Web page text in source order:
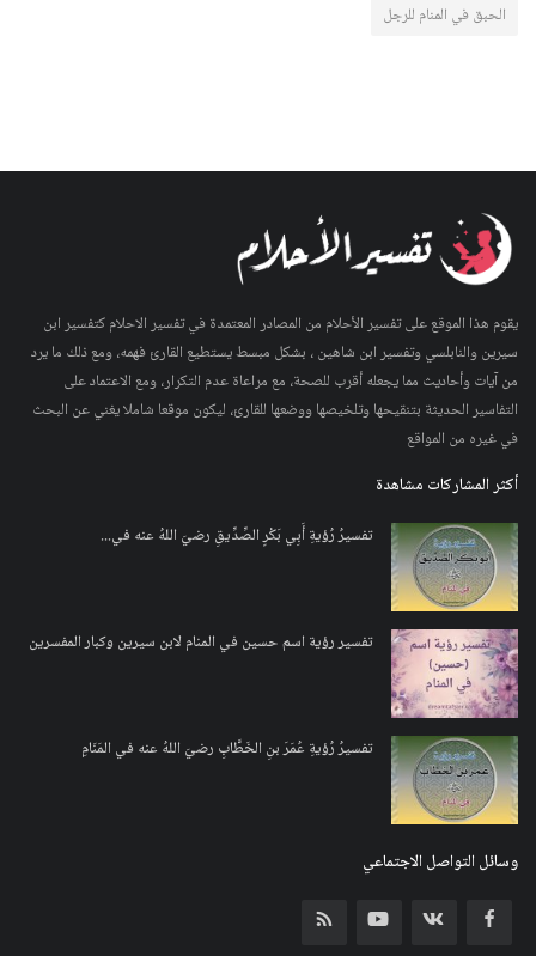
الحبق في المنام للرجل
يقوم هذا الموقع على تفسير الأحلام من المصادر المعتمدة في تفسير الاحلام كتفسير ابن
سيرين والنابلسي وتفسير ابن شاهين ، بشكل مبسط يستطيع القارئ فهمه، ومع ذلك ما يرد
من آيات وأحاديث مما يجعله أقرب للصحة، مع مراعاة عدم التكرار، ومع الاعتماد على
التفاسير الحديثة بتنقيحها وتلخيصها ووضعها للقارئ، ليكون موقعا شاملا يغني عن البحث
في غيره من المواقع
أكثر المشاركات مشاهدة
تفسيرُ رُؤيةِ أَبِي بَكْرٍ الصِّدِّيقِ رضيَ اللهُ عنه في...
تفسير رؤية اسم حسين في المنام لابن سيرين وكبار المفسرين
تفسيرُ رُؤيةِ عُمَرَ بنِ الخَطَّابِ رضيَ اللهُ عنه في المَنَامِ
وسائل التواصل الاجتماعي